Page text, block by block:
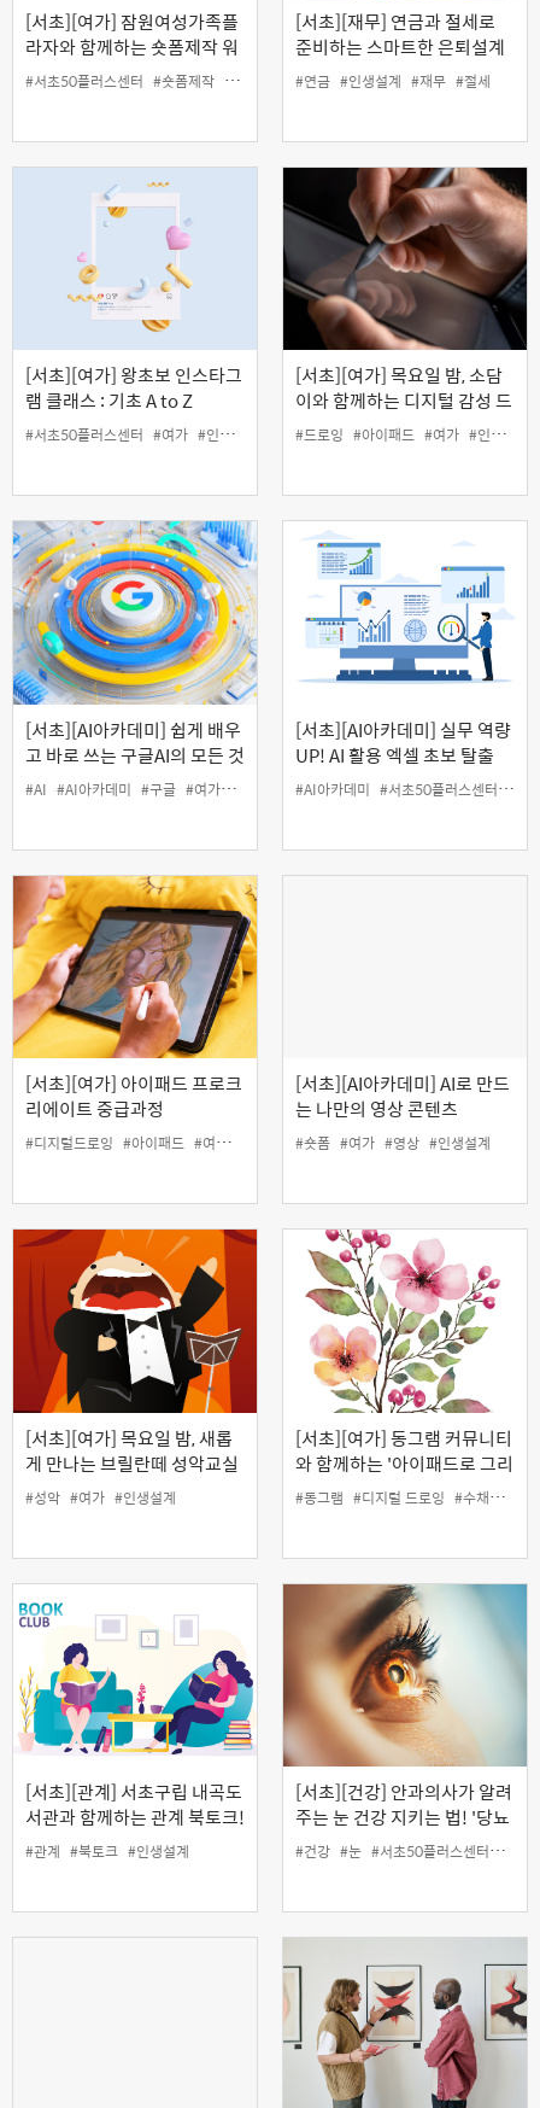
[서초][여가] 잠원여성가족플
라자와 함께하는 숏폼제작 워
크숍 : 나의 일상 숏폼 에세이
#서초50플러스센터 #숏폼제작 #여가 #인생설계
[서초][재무] 연금과 절세로
준비하는 스마트한 은퇴설계
#연금 #인생설계 #재무 #절세
[서초][여가] 왕초보 인스타그
램 클래스 : 기초 A to Z
#서초50플러스센터 #여가 #인생설계 #인스타그램
[서초][여가] 목요일 밤, 소담
이와 함께하는 디지털 감성 드
로잉
#드로잉 #아이패드 #여가 #인생설계
[서초][AI아카데미] 쉽게 배우
고 바로 쓰는 구글AI의 모든 것
#AI #AI아카데미 #구글 #여가 #인생설계
[서초][AI아카데미] 실무 역량
UP! AI 활용 엑셀 초보 탈출
#AI아카데미 #서초50플러스센터 #엑
[서초][여가] 아이패드 프로크
리에이트 중급과정
#디지털드로잉 #아이패드 #여가 #프로크리에이트
[서초][AI아카데미] AI로 만드
는 나만의 영상 콘텐츠
#숏폼 #여가 #영상 #인생설계
[서초][여가] 목요일 밤, 새롭
게 만나는 브릴란떼 성악교실
#성악 #여가 #인생설계
[서초][여가] 동그램 커뮤니티
와 함께하는 '아이패드로 그리
는 디지털 수채화'
#동그램 #디지털 드로잉 #수채화
[서초][관계] 서초구립 내곡도
서관과 함께하는 관계 북토크!
'오십이 넘으면 세상이 보이는
이유'
#관계 #북토크 #인생설계
[서초][건강] 안과의사가 알려
주는 눈 건강 지키는 법! '당뇨
와 눈 건강' (오프라인)
#건강 #눈 #서초50플러스센터 #안건